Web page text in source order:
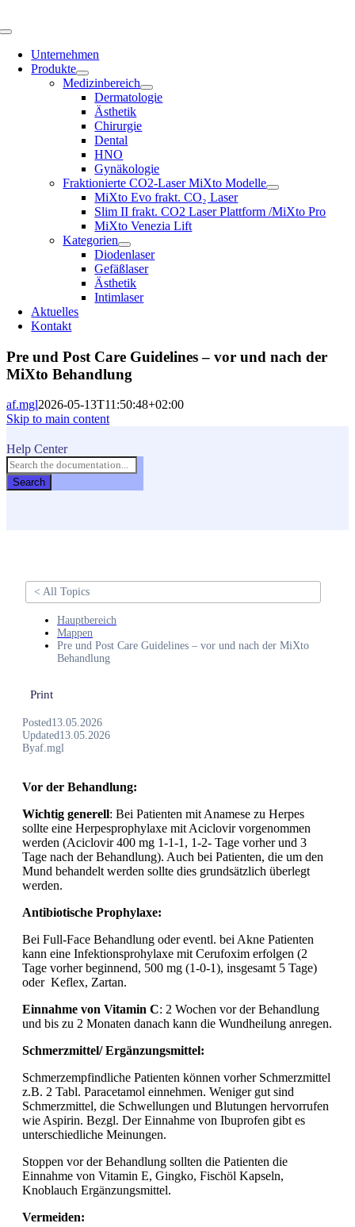
to
Toggle
NavigationUnternehmen
Produkte
Medizinbereich
Dermatologie
Ästhetik
Chirurgie
Dental
HNO
Gynäkologie
Fraktionierte CO2-Laser MiXto Modelle
MiXto Evo frakt. CO₂ Laser
Slim II frakt. CO2 Laser Plattform /MiXto Pro
MiXto Venezia Lift
Kategorien
Diodenlaser
Gefäßlaser
Ästhetik
Intimlaser
Aktuelles
Kontakt
Pre und Post Care Guidelines – vor und nach der
MiXto Behandlung
af.mgl2026-05-13T11:50:48+02:00
Skip to main content
Help Center
Search
< All Topics
Hauptbereich
Mappen
Pre und Post Care Guidelines – vor und nach der MiXto
Behandlung
Print
Posted13.05.2026
Updated13.05.2026
Byaf.mgl
Vor der Behandlung:
Wichtig generell: Bei Patienten mit Anamese zu Herpes
sollte eine Herpesprophylaxe mit Aciclovir vorgenommen
werden (Aciclovir 400 mg 1-1-1, 1-2- Tage vorher und 3
Tage nach der Behandlung). Auch bei Patienten, die um den
Mund behandelt werden sollte dies grundsätzlich überlegt
werden.
Antibiotische Prophylaxe:
Bei Full-Face Behandlung oder eventl. bei Akne Patienten
kann eine Infektionsprohylaxe mit Cerufoxim erfolgen (2
Tage vorher beginnend, 500 mg (1-0-1), insgesamt 5 Tage)
oder Keflex, Zartan.
Einnahme von Vitamin C: 2 Wochen vor der Behandlung
und bis zu 2 Monaten danach kann die Wundheilung anregen.
Schmerzmittel/ Ergänzungsmittel:
Schmerzempfindliche Patienten können vorher Schmerzmittel
z.B. 2 Tabl. Paracetamol einnehmen. Weniger gut sind
Schmerzmittel, die Schwellungen und Blutungen hervorrufen
wie Aspirin. Bezgl. Der Einnahme von Ibuprofen gibt es
unterschiedliche Meinungen.
Stoppen vor der Behandlung sollten die Patienten die
Einnahme von Vitamin E, Gingko, Fischöl Kapseln,
Knoblauch Ergänzungsmittel.
Vermeiden: